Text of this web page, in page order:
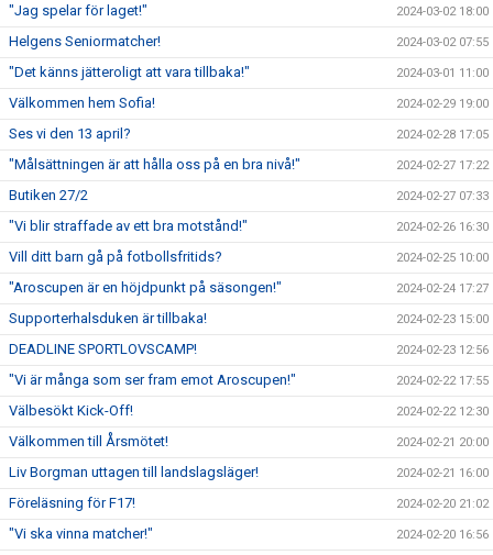
"Jag spelar för laget!" 2024-03-02 18:00
Helgens Seniormatcher! 2024-03-02 07:55
"Det känns jätteroligt att vara tillbaka!" 2024-03-01 11:00
Välkommen hem Sofia! 2024-02-29 19:00
Ses vi den 13 april? 2024-02-28 17:05
"Målsättningen är att hålla oss på en bra nivå!" 2024-02-27 17:22
Butiken 27/2 2024-02-27 07:33
"Vi blir straffade av ett bra motstånd!" 2024-02-26 16:30
Vill ditt barn gå på fotbollsfritids? 2024-02-25 10:00
"Aroscupen är en höjdpunkt på säsongen!" 2024-02-24 17:27
Supporterhalsduken är tillbaka! 2024-02-23 15:00
DEADLINE SPORTLOVSCAMP! 2024-02-23 12:56
"Vi är många som ser fram emot Aroscupen!" 2024-02-22 17:55
Välbesökt Kick-Off! 2024-02-22 12:30
Välkommen till Årsmötet! 2024-02-21 20:00
Liv Borgman uttagen till landslagsläger! 2024-02-21 16:00
Föreläsning för F17! 2024-02-20 21:02
"Vi ska vinna matcher!" 2024-02-20 16:56